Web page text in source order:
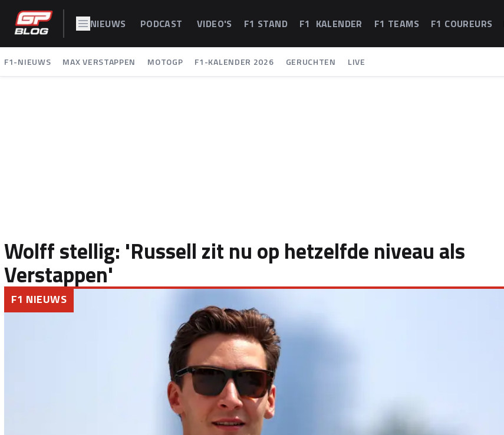
NIEUWS PODCAST VIDEO'S F1 STAND F1 KALENDER F1 TEAMS F1 COUREURS
F1-NIEUWS MAX VERSTAPPEN MOTOGP F1-KALENDER 2026 GERUCHTEN LIVE
Wolff stellig: 'Russell zit nu op hetzelfde niveau als
Verstappen'
F1 NIEUWS